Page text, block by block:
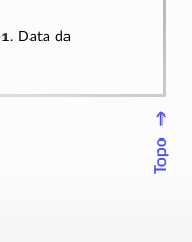
Data da
↑
Topo